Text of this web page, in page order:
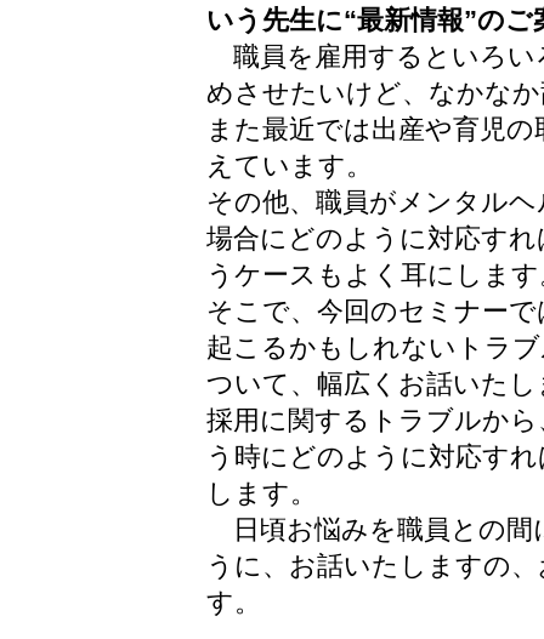
いう先生に“最新情報”のご
職員を雇用するといろい
めさせたいけど、なかな
また最近では出産や育児
えています。
その他、職員がメンタル
場合にどのように対応す
うケースもよく耳にしま
そこで、今回のセミナー
起こるかもしれないトラ
ついて、幅広くお話いたし
採用に関するトラブルか
う時にどのように対応す
します。
日頃お悩みを職員との間
うに、お話いたしますの
す。